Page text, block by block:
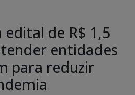
edital de R$ 1,5
entidades
para reduzir